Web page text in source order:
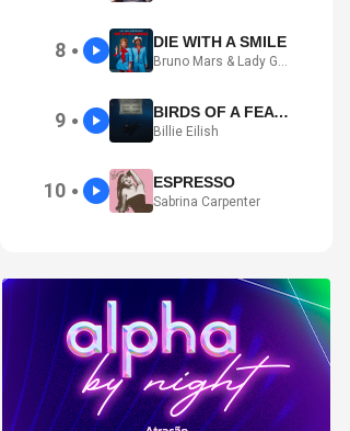
8 ● DIE WITH A SMILE
Bruno Mars & Lady Gaga
9 ● BIRDS OF A FEATHER
Billie Eilish
10 ● ESPRESSO
Sabrina Carpenter